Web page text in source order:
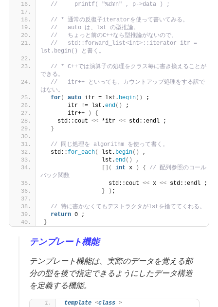
//     printf( "%d¥n" , p->data ) ;
// * 通常の反復子iteratorを使って書いてみる。
//   auto は、lst の型推論。
//   ちょっと前のC++なら型推論がないので、
//   std::forward_list<int>::iterator itr =
lst.begin() と書く。
// * C++では演算子の処理をクラス毎に書き換えることが
できる。
//   itr++ といっても、カウントアップ処理をする訳で
はない。
for( auto itr = lst. begin()
;
       itr != lst.
end()
;
       itr++
)
{
    std::cout
<< *itr << std::endl ;
}
// 同じ処理を algorithm を使って書く。
  std::
for_each( lst. begin()
,
                 lst.
end()
,
[](
int x ) {
// 配列参照のコール
バック関数
                   std::cout
<< x << std::endl ;
}
) ;
// 特に書かなくてもデストラクタがlstを捨ててくれる。
return 0 ;
}
テンプレート機能
テンプレート機能は、実際のデータを覚える部
分の型を後で指定できるようにしたデータ構造
を定義する機能。
template <class >